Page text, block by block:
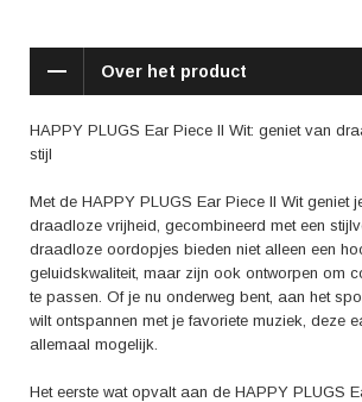
smartphone of ander Bluetooth-apparaat. Geen
favoriete muziek. Bovendien is de batterijduur
enkele lading kun je tot wel 14 uur muziek
Wat maakt de HAPPY PLUGS Ear Piece II Wit
reviews van tevreden gebruikers. Velen
pasvorm en het geluidskwaliteit. Ze waarderen
draadloos te luisteren zonder concessies te
geluidskwaliteit. Of je nu in de sportschool aan
gewoon relaxt, deze oordopjes zorgen ervoor dat
Over het product
HAPPY PLUGS Ear Piece II Wit: geniet van
stijl
Met de HAPPY PLUGS Ear Piece II Wit geniet
draadloze vrijheid, gecombineerd met een
draadloze oordopjes bieden niet alleen een
geluidskwaliteit, maar zijn ook ontworpen om
te passen. Of je nu onderweg bent, aan het
wilt ontspannen met je favoriete muziek, deze
allemaal mogelijk.
Het eerste wat opvalt aan de HAPPY PLUGS